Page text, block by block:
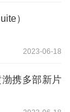
）
2023-06-18
携多部新片